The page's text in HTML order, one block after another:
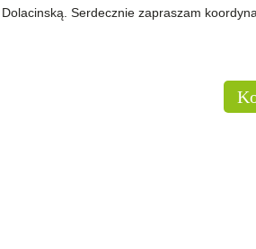
Serdecznie zapraszam